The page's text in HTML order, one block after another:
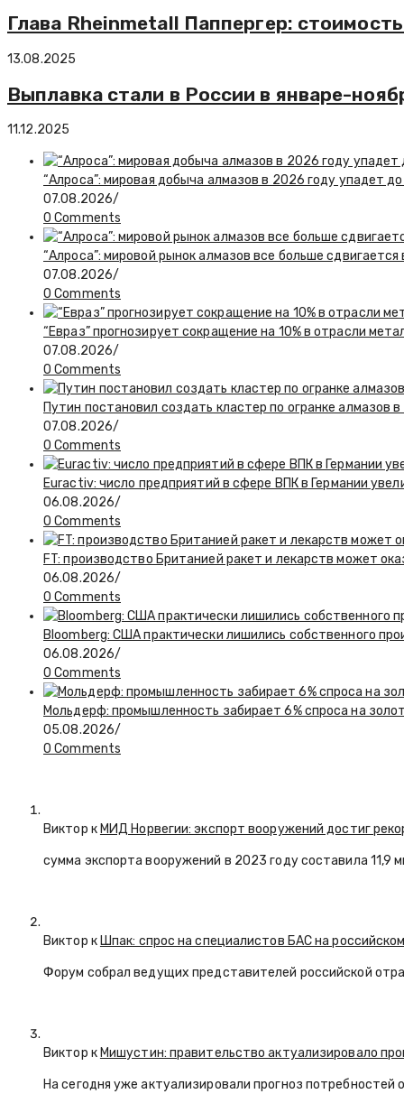
Глава Rheinmetall Паппергер:
13.08.2025
Выплавка стали в России в январе-
11.12.2025
“Алроса”: мировая добыча алмазов в 2026 году упадет
07.08.2026/
0 Comments
“Алроса”: мировой рынок алмазов все больше
07.08.2026/
0 Comments
“Евраз” прогнозирует сокращение на 10% в отрасли
07.08.2026/
0 Comments
Путин постановил создать кластер по огранке алмазов
07.08.2026/
0 Comments
Euractiv: число предприятий в сфере ВПК в Германии
06.08.2026/
0 Comments
FT: производство Британией ракет и лекарств может
06.08.2026/
0 Comments
Bloomberg: США практически лишились собственного
06.08.2026/
0 Comments
Мольдерф: промышленность забирает 6% спроса на
05.08.2026/
0 Comments
Виктор кМИД Норвегии: экспорт вооружений достиг
сумма экспорта вооружений в 2023 году составила 11,9
Виктор кШпак: спрос на специалистов БАС на
Форум собрал ведущих представителей российской
Виктор кМишустин: правительство актуализировало
На сегодня уже актуализировали прогноз